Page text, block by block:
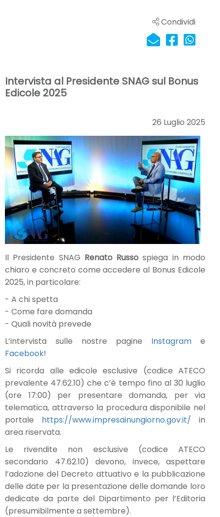
Condividi
Intervista al Presidente SNAG sul Bonus
Edicole 2025
26 Luglio 2025
Il Presidente SNAG Renato Russo spiega in modo
chiaro e concreto come accedere al Bonus Edicole
2025, in particolare:
- A chi spetta
- Come fare domanda
- Quali novità prevede
L’intervista sulle nostre pagine Instagram e
Facebook!
Si ricorda alle edicole esclusive (codice ATECO
prevalente 47.62.10) che c’è tempo fino al 30 luglio
(ore 17:00) per presentare domanda, per via
telematica, attraverso la procedura disponibile nel
portale https://www.impresainungiorno.gov.it/ in
area riservata.
Le rivendite non esclusive
(codice ATECO
secondario 47.62.10) devono, invece, aspettare
l’adozione del Decreto attuativo e la pubblicazione
delle date per la presentazione delle domande loro
dedicate da parte del Dipartimento per l’Editoria
(presumibilmente a settembre).